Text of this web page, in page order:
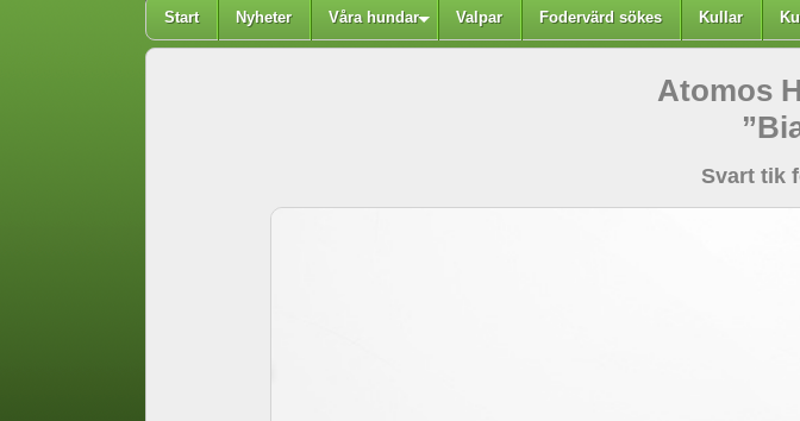
Start Nyheter Våra hundar Valpar Fodervärd sökes Kullar
Atomos
Svart tik